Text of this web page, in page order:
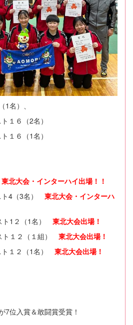
1名）、
2名）
１６（1名）
北大会・インターハイ出場！！
4（3名） 東北大会・インターハ
1名） 東北大会出場！
１２（１組） 東北大会出場！
１２（1名） 東北大会出場！
位入賞＆敢闘賞受賞！